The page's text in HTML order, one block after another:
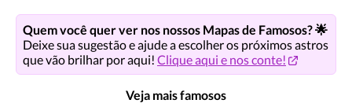
Quem você quer ver nos nossos Mapas de Famosos? 🌟
Deixe sua sugestão e ajude a escolher os próximos astros
que vão brilhar por aqui! Clique aqui e nos conte!
Veja mais famosos